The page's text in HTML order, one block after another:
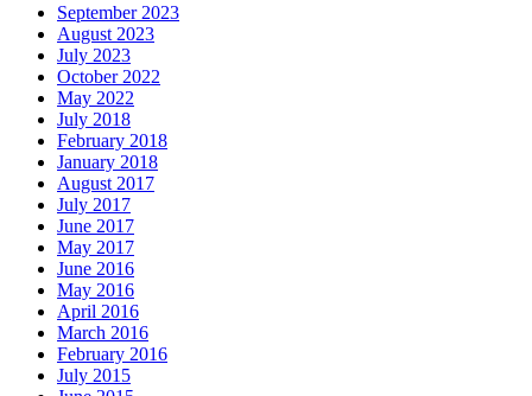
September 2023
August 2023
July 2023
October 2022
May 2022
July 2018
February 2018
January 2018
August 2017
July 2017
June 2017
May 2017
June 2016
May 2016
April 2016
March 2016
February 2016
July 2015